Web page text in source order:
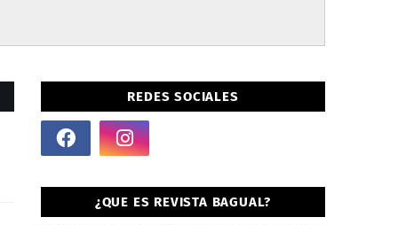
REDES SOCIALES
¿QUE ES REVISTA BAGUAL?